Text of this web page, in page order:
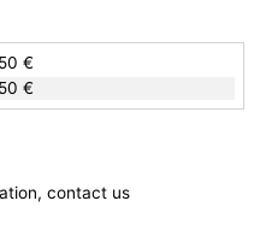
€
€
contact us